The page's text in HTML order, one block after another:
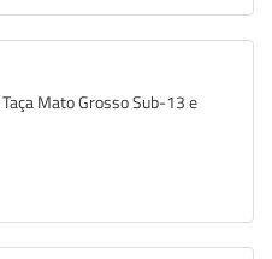
Mato Grosso Sub-13 e